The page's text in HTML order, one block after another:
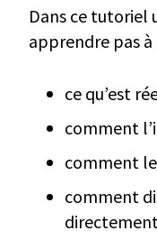
Dans ce tutoriel
apprendre pas à
ce qu’est
comment
comment
comment